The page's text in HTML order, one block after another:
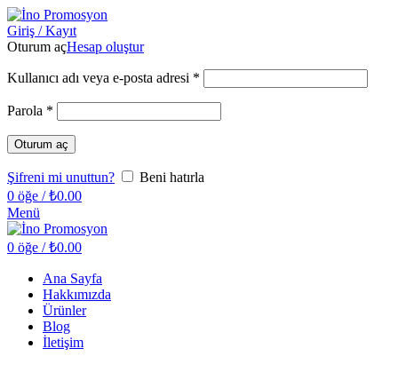
Giriş / Kayıt
Oturum açHesap oluştur
Kullanıcı adı veya e-posta adresi *
Parola *
Oturum aç
Şifreni mi unuttun?
Beni hatırla
0 öğe / ₺0.00
Menü
0 öğe / ₺0.00
Ana Sayfa
Hakkımızda
Ürünler
Blog
İletişim